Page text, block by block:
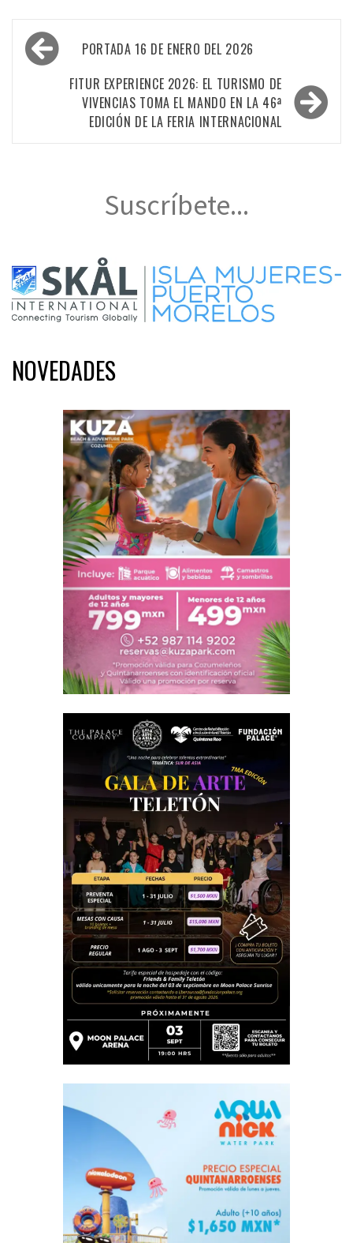
Navegación
de
entradas
PORTADA 16 DE ENERO DEL 2026
FITUR EXPERIENCE 2026: EL TURISMO DE
VIVENCIAS TOMA EL MANDO EN LA 46ª
EDICIÓN DE LA FERIA INTERNACIONAL
Suscríbete...
NOVEDADES